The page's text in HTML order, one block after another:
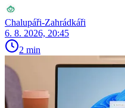
Chalupáři-Zahrádkáři
6. 8. 2026, 20:45
2 min